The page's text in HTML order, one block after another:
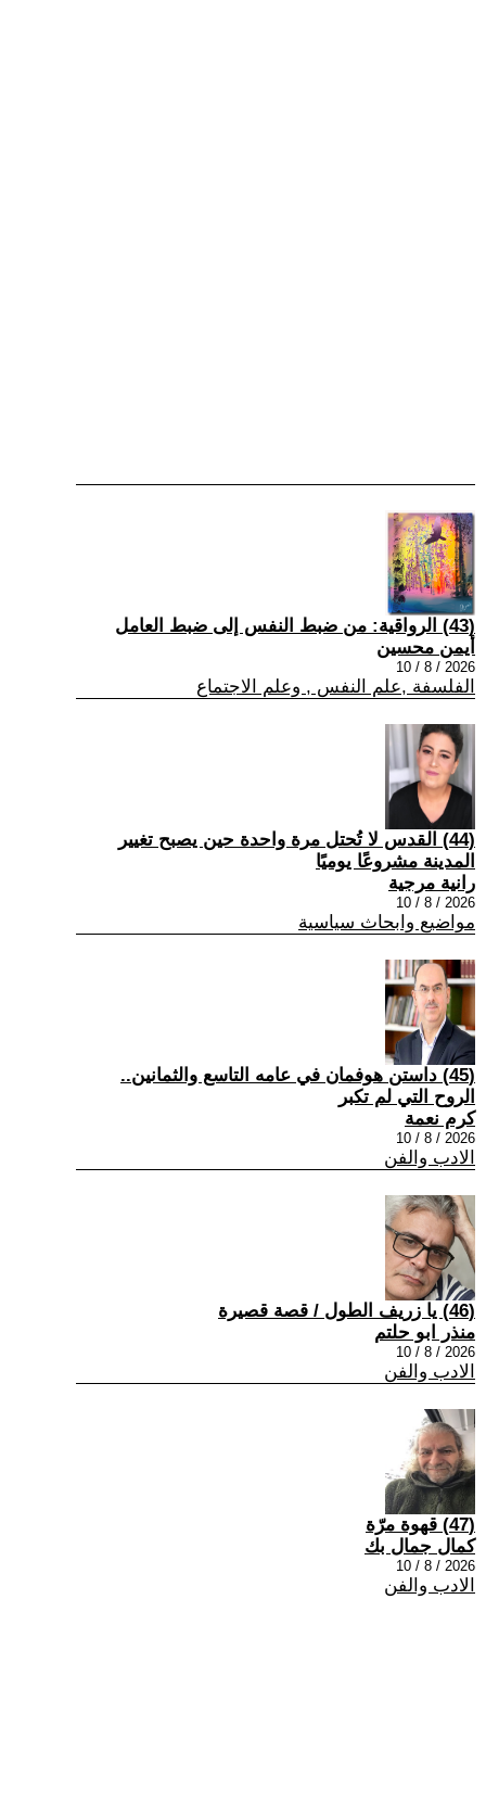
(43) الرواقية: من ضبط النفس إلى ضبط العامل
أيمن محسين
2026 / 8 / 10
الفلسفة ,علم النفس , وعلم الاجتماع
(44) القدس لا تُحتل مرة واحدة حين يصبح تغيير
المدينة مشروعًا يوميًا
رانية مرجية
2026 / 8 / 10
مواضيع وابحاث سياسية
(45) داستن هوفمان في عامه التاسع والثمانين..
الروح التي لم تكبر
كرم نعمة
2026 / 8 / 10
الادب والفن
(46) يا زريف الطول / قصة قصيرة
منذر ابو حلتم
2026 / 8 / 10
الادب والفن
(47) قهوة مرّة
كمال جمال بك
2026 / 8 / 10
الادب والفن